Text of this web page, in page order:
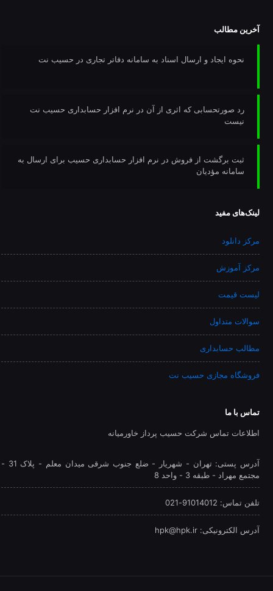
آخرین مطالب
نحوه ایجاد و ارسال اسناد به سامانه دفاتر تجاری در حسیب نت
رد صورتحسابی که اثری از آن در نرم افزار حسابداری حسیب نت
نیست
ثبت برگشت از فروش در نرم افزار حسابداری حسیب برای ارسال به
سامانه مؤدیان
لینک‌های مفید
مرکز دانلود
مرکز آموزش
لیست قیمت
سوالات متداول
مطالب حسابداری
فروشگاه مجازی حسیب نت
تماس با ما
اطلاعات تماس شرکت حسیب پرداز خاورمیانه
آدرس پستی: تهران - شهريار - ضلع جنوب شرقی میدان معلم - پلاک 31 -
مجتمع مهراد - طبقه 3 - واحد 8
تلفن‌ تماس: 91014012-021
آدرس الکترونیکی: hpk@hpk.ir